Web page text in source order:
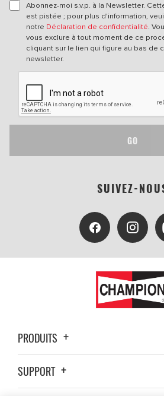
Abonnez-moi s.v.p. à la Newsletter.
est pistée ; pour plus d'information,
notre Déclaration de confidentialité.
vous exclure à tout moment de ce
cliquant sur le lien qui figure au bas de
newsletter.
GO
SUIVEZ-
PRODUITS
SUPPORT